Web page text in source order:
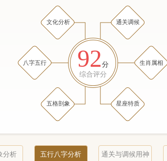
八字五行
文化分析
五格剖象
生肖属相
通关调候
星座特质
92分
综合评分
分析 五行八字分析 通关与调候用神